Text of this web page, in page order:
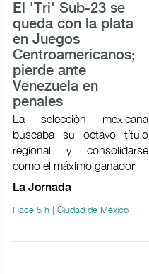
El 'Tri' Sub-23 se
queda con la plata
en Juegos
Centroamericanos;
pierde ante
Venezuela en
penales
La selección mexicana
buscaba su octavo título
regional y consolidarse
como el máximo ganador
La Jornada
Hace 5 h | Ciudad de México